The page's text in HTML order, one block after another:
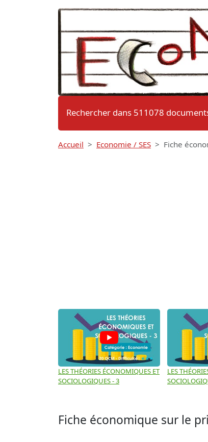
Rechercher dans 511078
Accueil Economie / SES Fiche
LES THÉORIES ÉCONOMIQUES ET
SOCIOLOGIQUES - 3
LES
Fiche économique sur le